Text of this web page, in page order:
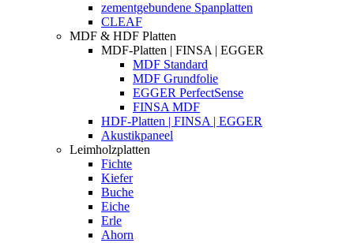
zementgebundene Spanplatten
CLEAF
MDF & HDF Platten
MDF-Platten | FINSA | EGGER
MDF Standard
MDF Grundfolie
EGGER PerfectSense
FINSA MDF
HDF-Platten | FINSA | EGGER
Akustikpaneel
Leimholzplatten
Fichte
Kiefer
Buche
Eiche
Erle
Ahorn